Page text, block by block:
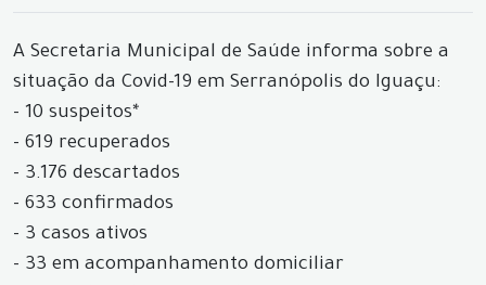
A Secretaria Municipal de Saúde informa sobre a
situação da Covid-19 em Serranópolis do Iguaçu:
- 10 suspeitos*
- 619 recuperados
- 3.176 descartados
- 633 confirmados
- 3 casos ativos
- 33 em acompanhamento domiciliar